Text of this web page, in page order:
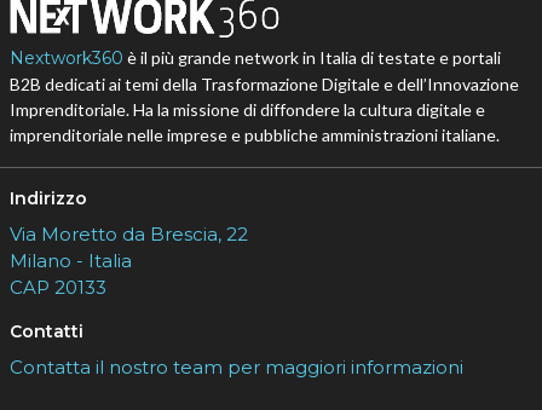
Nextwork360 è il più grande network in Italia di testate e portali
B2B dedicati ai temi della Trasformazione Digitale e dell’Innovazione
Imprenditoriale. Ha la missione di diffondere la cultura digitale e
imprenditoriale nelle imprese e pubbliche amministrazioni italiane.
Indirizzo
Via Moretto da Brescia, 22
Milano - Italia
CAP 20133
Contatti
Contatta il nostro team per maggiori informazioni